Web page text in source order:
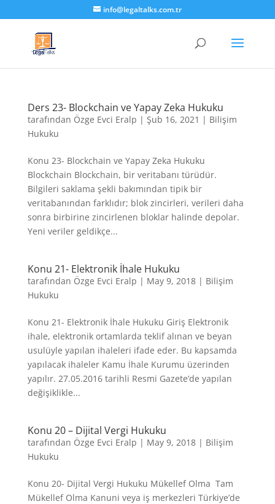
info@legaltalks.com.tr
Ders 23- Blockchain ve Yapay Zeka Hukuku
tarafından Özge Evci Eralp | Şub 16, 2021 | Bilişim
Hukuku
Konu 23- Blockchain ve Yapay Zeka Hukuku
Blockchain Blockchain, bir veritabanı türüdür.
Bilgileri saklama şekli bakımından tipik bir
veritabanından farklıdır; blok zincirleri, verileri daha
sonra birbirine zincirlenen bloklar halinde depolar.
Yeni veriler geldikçe...
Konu 21- Elektronik İhale Hukuku
tarafından Özge Evci Eralp | May 9, 2018| Bilişim
Hukuku
Konu 21- Elektronik İhale Hukuku Giriş Elektronik
ihale, elektronik ortamlarda teklif alınan ve beyan
usulüyle yapılan ihaleleri ifade eder. Bu kapsamda
yapılacak ihaleler Kamu İhale Kurumu üzerinden
yapılır. 27.05.2016 tarihli Resmi Gazete’de yapılan
değişiklikle...
Konu 20 – Dijital Vergi Hukuku
tarafından Özge Evci Eralp | May 9, 2018| Bilişim
Hukuku
Konu 20- Dijital Vergi Hukuku Mükellef Olma Tam
Mükellef Olma Kanuni veya iş merkezleri Türkiye’de